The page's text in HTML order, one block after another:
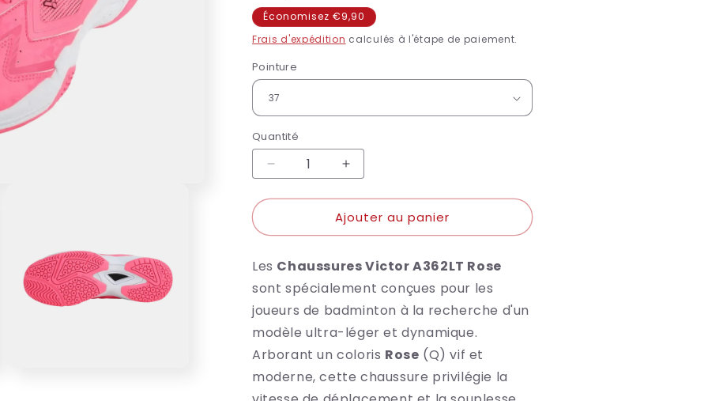
habituel
Économisez €9,90
Frais d'expédition calculés à l'étape de paiement.
Pointure
Quantité
Réduire
quantité
Victor
A362LT
Q
Augmenter
quantité
de
Victor
A362LT
Q
Ajouter au panier
Les Chaussures Victor A362LT Rose
sont spécialement conçues pour les
joueurs de badminton à la recherche d'un
modèle ultra-léger et dynamique.
Arborant un coloris Rose (Q) vif et
moderne, cette chaussure privilégie la